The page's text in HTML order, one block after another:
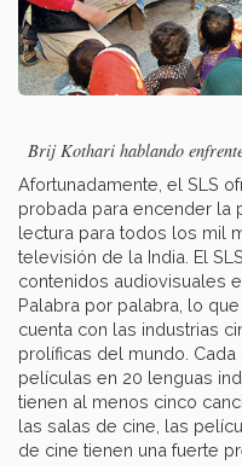
Brij Kothari hablando
Afortunadamente, el SLS
probada para encender la
lectura para todos los mil
televisión de la India. El
contenidos audiovisuales
Palabra por palabra, lo
cuenta con las industrias
prolíficas del mundo.
películas en 20 lenguas
tienen al menos cinco
las salas de cine, las
de cine tienen una fuerte